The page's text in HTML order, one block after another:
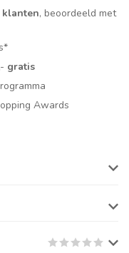
klanten, beoordeeld met
gratis
Awards